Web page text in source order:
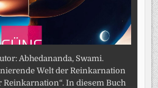
Abhedananda, Swami.
Welt der Reinkarnation
Reinkarnation“. In diesem Buch